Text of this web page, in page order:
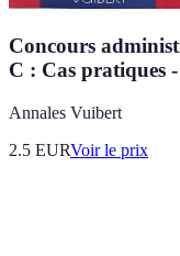
Concours
C : Cas pratiques
Annales Vuibert
2.5 EURVoir le prix